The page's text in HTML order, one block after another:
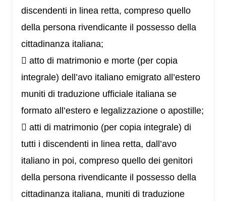
discendenti in linea retta, compreso quello
della persona rivendicante il possesso della
cittadinanza italiana;
 atto di matrimonio e morte (per copia
integrale) dell’avo italiano emigrato all’estero
muniti di traduzione ufficiale italiana se
formato all’estero e legalizzazione o apostille;
 atti di matrimonio (per copia integrale) di
tutti i discendenti in linea retta, dall’avo
italiano in poi, compreso quello dei genitori
della persona rivendicante il possesso della
cittadinanza italiana, muniti di traduzione